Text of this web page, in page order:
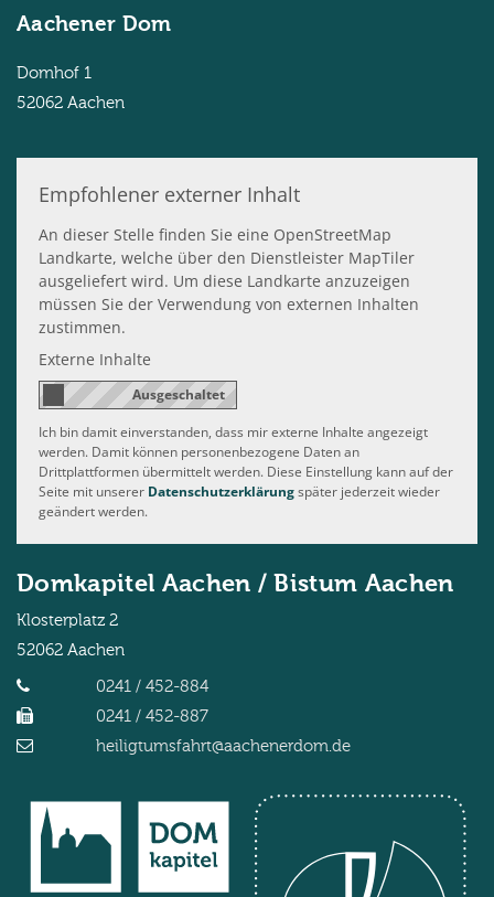
Aachener Dom
Domhof 1
52062 Aachen
Empfohlener externer Inhalt
An dieser Stelle finden Sie eine OpenStreetMap
Landkarte, welche über den Dienstleister MapTiler
ausgeliefert wird. Um diese Landkarte anzuzeigen
müssen Sie der Verwendung von externen Inhalten
zustimmen.
Externe Inhalte
Ich bin damit einverstanden, dass mir externe Inhalte angezeigt
werden. Damit können personenbezogene Daten an
Drittplattformen übermittelt werden. Diese Einstellung kann auf der
Seite mit unserer Datenschutzerklärungspäter jederzeit wieder
geändert werden.
Domkapitel Aachen / Bistum Aachen
Klosterplatz 2
52062 Aachen
0241 / 452-884
0241 / 452-887
heiligtumsfahrt@aachenerdom.de